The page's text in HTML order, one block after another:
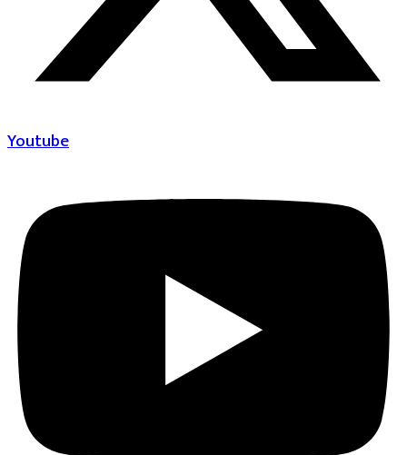
Youtube